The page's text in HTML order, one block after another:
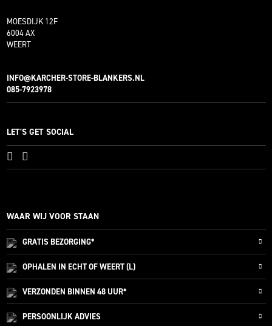
MOESDIJK 12F
6004 AX
WEERT
INFO@KARCHER-STORE-BLANKERS.NL
085-7923978
LET'S GET SOCIAL
WAAR WIJ VOOR STAAN
GRATISBEZORGING*
OPHALEN IN ECHT OF WEERT (L)
VERZONDEN BINNEN 48 UUR*
PERSOONLIJKADVIES